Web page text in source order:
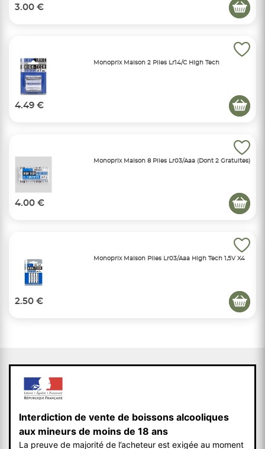
3.00 €
Monoprix Maison 2 Piles Lr14/C High Tech
4.49 €
Monoprix Maison 8 Piles Lr03/Aaa (Dont 2 Gratuites)
4.00 €
Monoprix Maison Piles Lr03/Aaa High Tech 1,5V X4
2.50 €
Interdiction de vente de boissons alcooliques
aux mineurs de moins de 18 ans
La preuve de majorité de l’acheteur est exigée au moment